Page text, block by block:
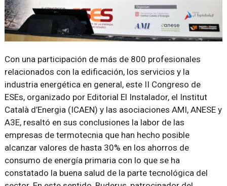
Con una participación de más de 800 profesionales
relacionados con la edificación, los servicios y la
industria energética en general, este II Congreso de
ESEs, organizado por Editorial El Instalador, el Institut
Català d’Energia (ICAEN) y las asociaciones AMI, ANESE y
A3E, resaltó en sus conclusiones la labor de las
empresas de termotecnia que han hecho posible
alcanzar valores de hasta 30% en los ahorros de
consumo de energía primaria con lo que se ha
constatado la buena salud de la parte tecnológica del